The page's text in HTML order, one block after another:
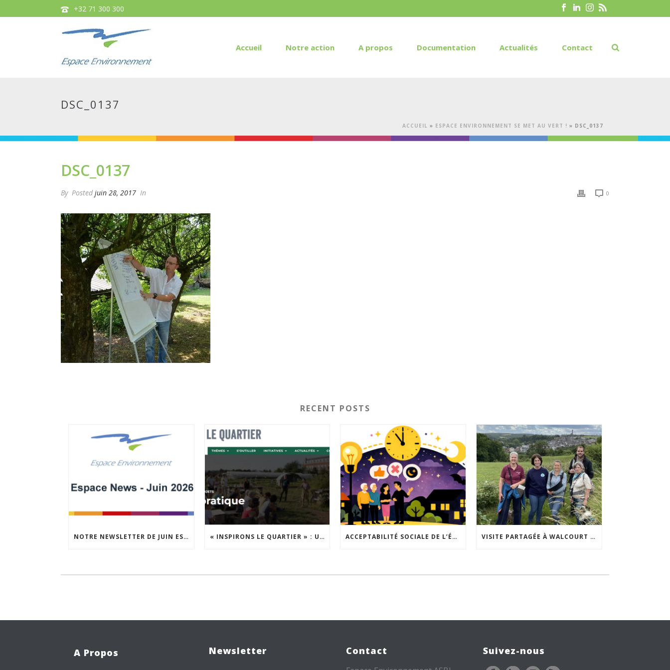
+32 71 300 300
Accueil Notre action A propos Documentation Actualités Contact
DSC_0137
ACCUEIL » ESPACE ENVIRONNEMENT SE MET AU VERT ! » DSC_0137
DSC_0137
By Posted juin 28, 2017 In 0
RECENT POSTS
NOTRE NEWSLETTER DE JUIN EST EN LIGNE ! « INSPIRONS LE QUARTIER » : UN NOUVEL APPEL À PROJETS EST LANCÉ ! ACCEPTABILITÉ SOCIALE DE L’ÉCLAIRAGE NOCTURNE : LE REPLAY EST DISPONIBLE VISITE PARTAGÉE À WALCOURT : UNE DÉMARCHE PARTICIPATIVE ANIMÉE PAR ESPACE ENVIRONNEMENT
A Propos Newsletter Contact Suivez-nous